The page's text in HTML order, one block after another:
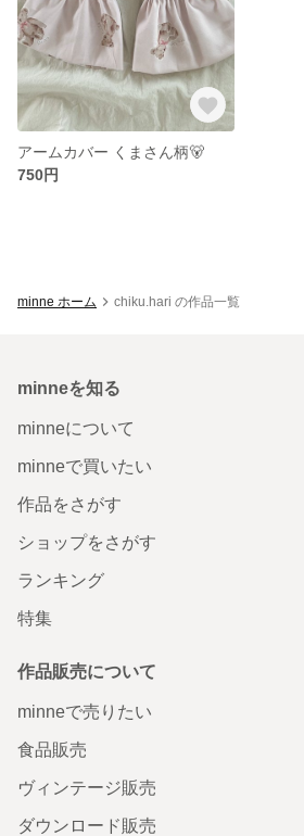
アームカバー くまさん柄🐻
750円
minne ホーム chiku.hari の作品一覧
minneを知る
minneについて
minneで買いたい
作品をさがす
ショップをさがす
ランキング
特集
作品販売について
minneで売りたい
食品販売
ヴィンテージ販売
ダウンロード販売